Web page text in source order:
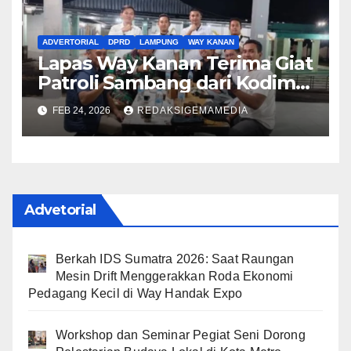
ADVERTORIAL DPRD LAMPUNG WAY KANAN
Lapas Way Kanan Terima Giat
Patroli Sambang dari Kodim
0427 Way Kanan
FEB 24, 2026 REDAKSIGEMAMEDIA
Advetorial
Berkah IDS Sumatra 2026: Saat Raungan
Mesin Drift Menggerakkan Roda Ekonomi
Pedagang Kecil di Way Handak Expo
Workshop dan Seminar Pegiat Seni Dorong